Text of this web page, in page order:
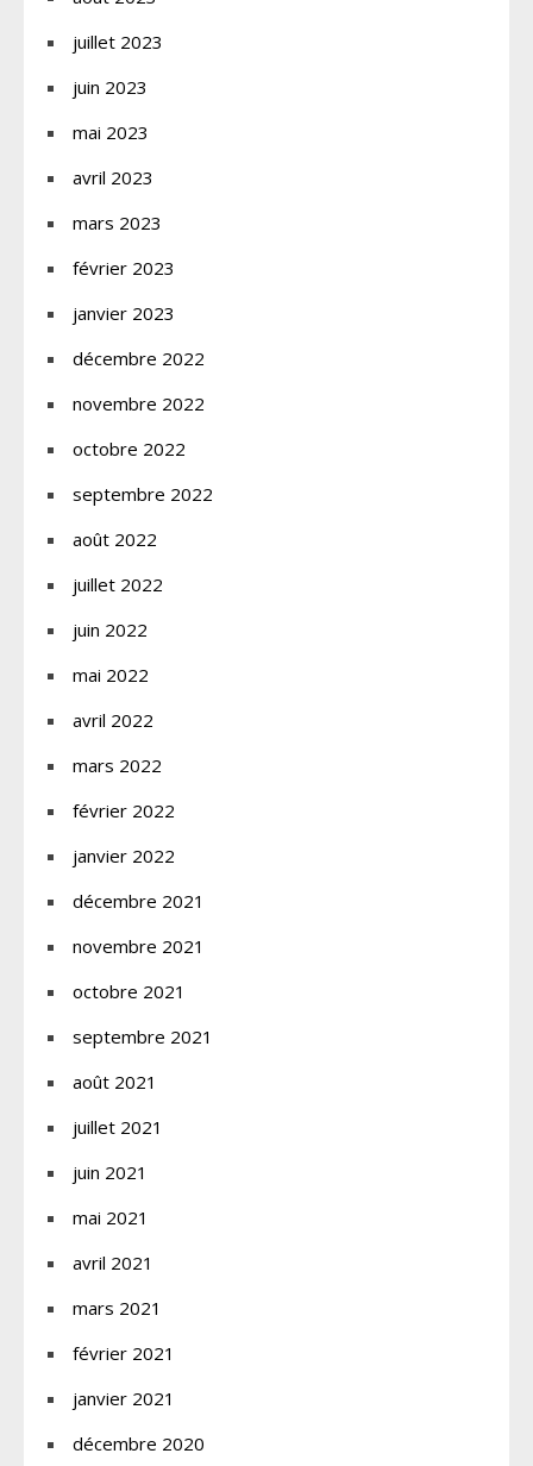
juillet 2023
juin 2023
mai 2023
avril 2023
mars 2023
février 2023
janvier 2023
décembre 2022
novembre 2022
octobre 2022
septembre 2022
août 2022
juillet 2022
juin 2022
mai 2022
avril 2022
mars 2022
février 2022
janvier 2022
décembre 2021
novembre 2021
octobre 2021
septembre 2021
août 2021
juillet 2021
juin 2021
mai 2021
avril 2021
mars 2021
février 2021
janvier 2021
décembre 2020